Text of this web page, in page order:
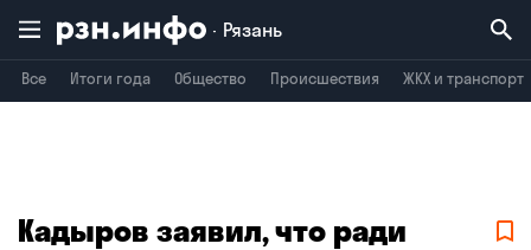
Рязань
Все Итоги года Общество Происшествия ЖКХ и транспорт
Воронеж Брянск
Кадыров заявил, что ради